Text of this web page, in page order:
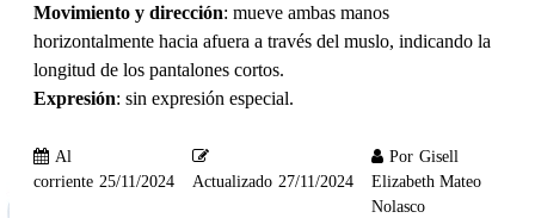
Movimiento y dirección: mueve ambas manos
horizontalmente hacia afuera a través del muslo, indicando la
longitud de los pantalones cortos.
Expresión: sin expresión especial.
Al
corriente 25/11/2024 Actualizado 27/11/2024
Por Gisell
Elizabeth Mateo
Nolasco